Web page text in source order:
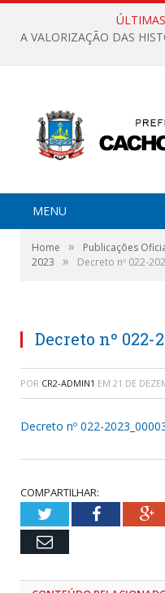
MENU
Home » Publicações
2023
» Decreto nº 022-
Decreto nº 022-
POR CR2-ADMIN1 EM 21 DE
Decreto nº 022-
COMPARTILHAR:
TwitterFacebook
Email